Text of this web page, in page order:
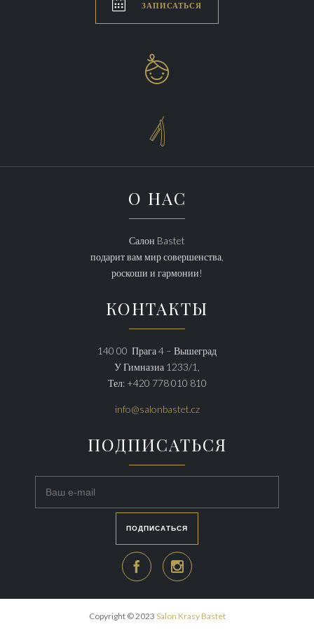
 ЗАПИСАТЬСЯ


О НАС
Салон Bastet
подарит вам мир совершенства,
роскоши и гармонии!
КОНТАКТЫ
140 00 Прага 4 – Вышеград
У Гимназиа 1233/1,
Тел: +420 778 010 810
info@salonbastet.cz
ПОДПИСАТЬСЯ
ПОДПИСАТЬСЯ
 
Copyright © 2023 Salon Krasy Bastet